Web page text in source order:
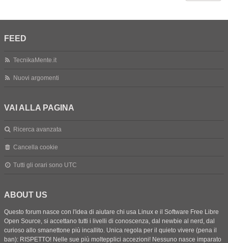
FEED
TecnikaMente.it
Nuovi argomenti
VAI ALLA PAGINA
Ricerca avanzata
Cancella cookie
Tutti gli orari sono UTC
ABOUT US
Questo forum nasce con l'idea di aiutare chi usa Linux e il Software Free Libre
Open Source, si accettano tutti i livelli di conoscenza, dal newbie al nerd, dal
curioso allo smanettone più incallito. Unica regola per il quieto vivere (pena il
ban): RISPETTO! Nelle sue più moltepplici accezioni! Nessuno nasce imparato